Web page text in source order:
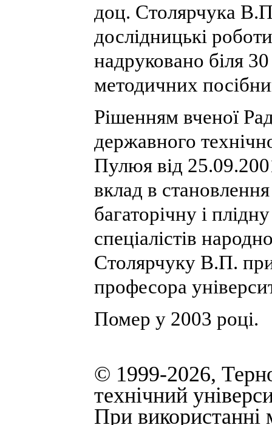
доц. Столярчука
дослідницькі
надруковано біля
методичних
Рішенням вченої
державного
Пулюя від
вклад в
багаторічну і
спеціалістів
Столярчуку В.П.
професора
Помер у 2003 році.
© 1999-2026,
технічний
При використанні